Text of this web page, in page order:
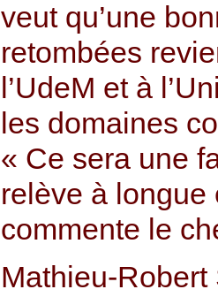
veut qu’une
retombées
l’UdeM et à
les domaines
« Ce sera une
relève à longue
commente le
Mathieu-Robert